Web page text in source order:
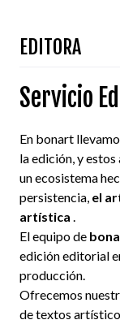
EDITORA
Servicio
En bonart
la edición, y estos
un ecosistema
persistencia, el
artística .
El equipo de
edición editorial
producción.
Ofrecemos
de textos